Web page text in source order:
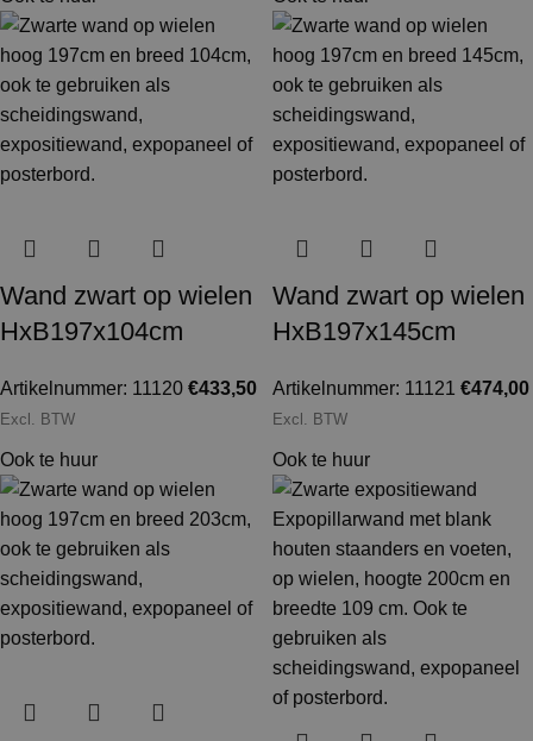
Wand zwart op wielen
HxB197x104cm
Artikelnummer: 11120 €433,50
Excl. BTW
Wand zwart op wielen
HxB197x145cm
Artikelnummer: 11121 €474,00
Excl. BTW
Ook te huur Ook te huur